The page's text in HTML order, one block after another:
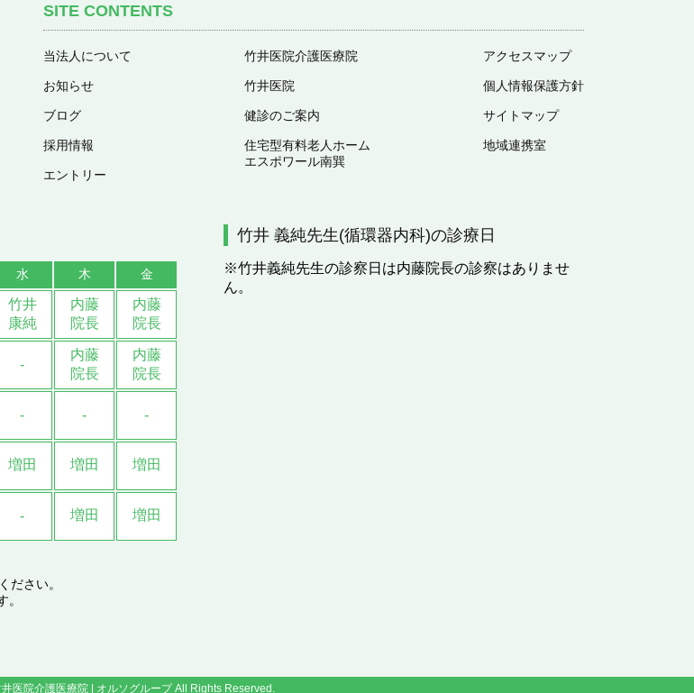
SITE CONTENTS
当法人について
お知らせ
ブログ
採用情報
エントリー
竹井医院介護医療院
竹井医院
健診のご案内
住宅型有料老人ホーム
エスポワール南巽
アクセスマップ
個人情報保護方針
サイトマップ
地域連携室
水 木 金
竹井
康純
内藤
院長
内藤
院長
-
内藤
院長
内藤
院長
- - -
増田 増田 増田
- 増田 増田
ださい。
竹井 義純先生(循環器内科)の診療日
※竹井義純先生の診察日は内藤院長の診察はありませ
ん。
医院介護医療院 | オルソグループ All Rights Reserved.